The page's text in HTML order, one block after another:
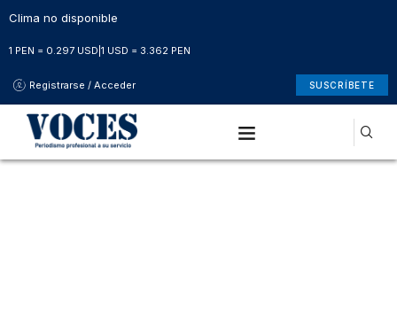
Clima no disponible
1 PEN = 0.297 USD 1 USD = 3.362 PEN
Registrarse / Acceder SUSCRÍBETE